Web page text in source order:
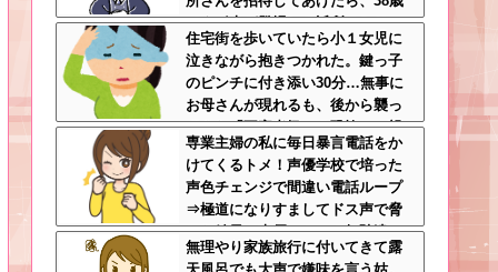
メタボ夫が登場して近所のおじい
さんが大爆発する事態に
住宅街を歩いていたら小１女児に
泣きながら抱きつかれた。鍵っ子
のピンチに付き添い30分…無事に
お母さんが現れるも、後から襲っ
てきた「不審者扱いの恐怖」←親
切心が裏目に出るかもしれない世
の中怖すぎる
専業主婦の私に毎日暴言電話をか
けてくるトメ！声優学校で培った
声色チェンジで間違い電話ループ
⇒極道になりすましてドス声で脅
した結果←声優スキルの無駄遣い
が最高すぎるｗｗｗ
無理やり家族旅行に付いてきて露